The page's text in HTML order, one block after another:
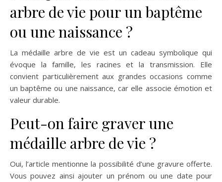
arbre de vie pour un baptême
ou une naissance ?
La médaille arbre de vie est un cadeau symbolique qui
évoque la famille, les racines et la transmission. Elle
convient particulièrement aux grandes occasions comme
un baptême ou une naissance, car elle associe émotion et
valeur durable.
Peut-on faire graver une
médaille arbre de vie ?
Oui, l’article mentionne la possibilité d’une gravure offerte.
Vous pouvez ainsi ajouter un prénom ou une date pour